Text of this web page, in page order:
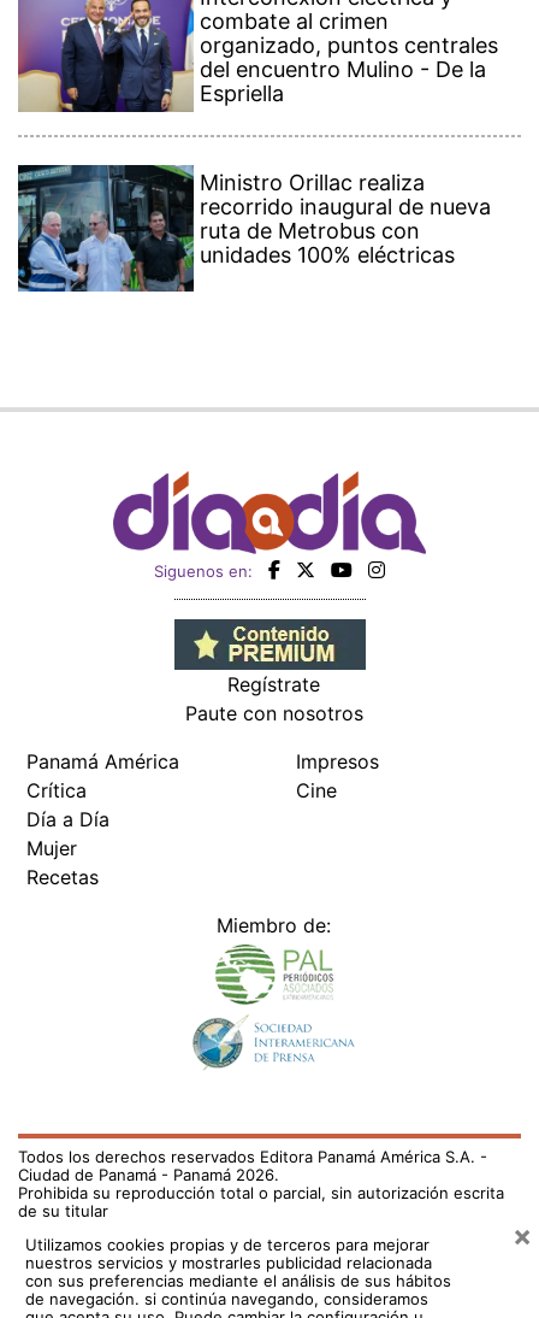
combate al crimen
organizado, puntos centrales
del encuentro Mulino - De la
Espriella
Ministro Orillac realiza
recorrido inaugural de nueva
ruta de Metrobus con
unidades 100% eléctricas
Siguenos en:
Regístrate
Paute con nosotros
Panamá América
Crítica
Día a Día
Mujer
Recetas
Impresos
Cine
Miembro de:
Todos los derechos reservados Editora Panamá América S.A. -
Ciudad de Panamá - Panamá 2026.
Prohibida su reproducción total o parcial, sin autorización escrita
de su titular
Utilizamos cookies propias y de terceros para mejorar
nuestros servicios y mostrarles publicidad relacionada
con sus preferencias mediante el análisis de sus hábitos
de navegación. si continúa navegando, consideramos
×